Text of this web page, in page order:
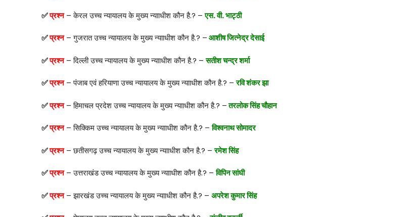
✅प्रश्न– केरल उच्च न्यायालय के मुख्य न्यााधीश कौन है.? – एस. वी. भाट्ठी
✅प्रश्न– गुजरात उच्च न्यायालय के मुख्य न्यााधीश कौन है.? –आशीष जित्नेद्र देसाई
✅प्रश्न– दिल्ली उच्च न्यायालय के मुख्य न्यााधीश कौन है.? –सतीश चन्द्र शर्मा
✅प्रश्न– पंजाब एवं हरियाणा उच्च न्यायालय के मुख्य न्यााधीश कौन है.? –रवि शंकर झा
✅प्रश्न– हिमाचल प्रदेश उच्च न्यायालय के मुख्य न्यााधीश कौन है.? –तरलोक सिंह चौहान
✅प्रश्न– सिक्किम उच्च न्यायालय के मुख्य न्यााधीश कौन है.? –विश्वनाथ सोमादर
✅प्रश्न– छतीसगढ़ उच्च न्यायालय के मुख्य न्यााधीश कौन है.? –रमेश सिंह
✅प्रश्न – उत्तराखंड उच्च न्यायालय के मुख्य न्यााधीश कौन है.? –विपिन सांघी
✅प्रश्न– झारखंड उच्च न्यायालय के मुख्य न्यााधीश कौन है.? – अपरेश कुमार सिंह